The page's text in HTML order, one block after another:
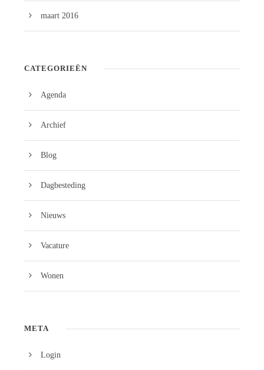
maart 2016
CATEGORIEËN
Agenda
Archief
Blog
Dagbesteding
Nieuws
Vacature
Wonen
META
Login